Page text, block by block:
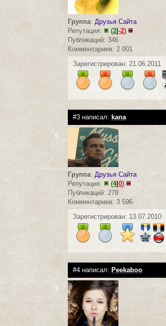
Группа:Друзья Сайта
Репутация:
(2 |-2)
Публикаций: 346
Комментариев: 2 001
Зарегистрирован: 21.06.2011
#3 написал: kana
0
Группа:Друзья Сайта
Репутация:
(4|0)
Публикаций: 278
Комментариев: 3 596
Зарегистрирован: 13.07.2010
#4 написал: Peekaboo
0